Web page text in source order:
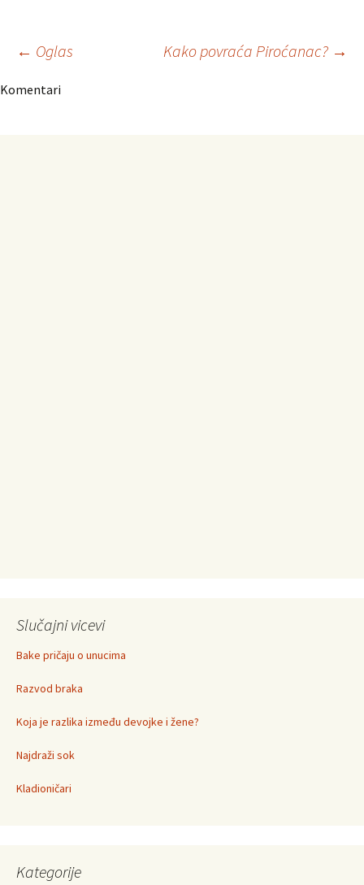
Navigacija
← Oglas Kako povraća Piroćanac? →
Komentari
Slučajni vicevi
Bake pričaju o unucima
Razvod braka
Koja je razlika između devojke i žene?
Najdraži sok
Kladioničari
Kategorije